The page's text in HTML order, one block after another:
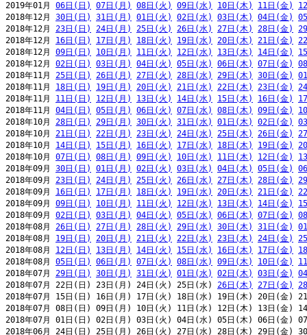
2019年01月 06日(日) 07日(月) 08日(火) 09日(水) 10日(木) 11日(金)
2018年12月 30日(日) 31日(月) 01日(火) 02日(水) 03日(木) 04日(金)
2018年12月 23日(日) 24日(月) 25日(火) 26日(水) 27日(木) 28日(金)
2018年12月 16日(日) 17日(月) 18日(火) 19日(水) 20日(木) 21日(金)
2018年12月 09日(日) 10日(月) 11日(火) 12日(水) 13日(木) 14日(金)
2018年12月 02日(日) 03日(月) 04日(火) 05日(水) 06日(木) 07日(金)
2018年11月 25日(日) 26日(月) 27日(火) 28日(水) 29日(木) 30日(金)
2018年11月 18日(日) 19日(月) 20日(火) 21日(水) 22日(木) 23日(金)
2018年11月 11日(日) 12日(月) 13日(火) 14日(水) 15日(木) 16日(金)
2018年11月 04日(日) 05日(月) 06日(火) 07日(水) 08日(木) 09日(金)
2018年10月 28日(日) 29日(月) 30日(火) 31日(水) 01日(木) 02日(金)
2018年10月 21日(日) 22日(月) 23日(火) 24日(水) 25日(木) 26日(金)
2018年10月 14日(日) 15日(月) 16日(火) 17日(水) 18日(木) 19日(金)
2018年10月 07日(日) 08日(月) 09日(火) 10日(水) 11日(木) 12日(金)
2018年09月 30日(日) 01日(月) 02日(火) 03日(水) 04日(木) 05日(金)
2018年09月 23日(日) 24日(月) 25日(火) 26日(水) 27日(木) 28日(金)
2018年09月 16日(日) 17日(月) 18日(火) 19日(水) 20日(木) 21日(金)
2018年09月 09日(日) 10日(月) 11日(火) 12日(水) 13日(木) 14日(金)
2018年09月 02日(日) 03日(月) 04日(火) 05日(水) 06日(木) 07日(金)
2018年08月 26日(日) 27日(月) 28日(火) 29日(水) 30日(木) 31日(金)
2018年08月 19日(日) 20日(月) 21日(火) 22日(水) 23日(木) 24日(金)
2018年08月 12日(日) 13日(月) 14日(火) 15日(水) 16日(木) 17日(金)
2018年08月 05日(日) 06日(月) 07日(火) 08日(水) 09日(木) 10日(金)
2018年07月 29日(日) 30日(月) 31日(火) 01日(水) 02日(木) 03日(金)
2018年07月 22日(日) 23日(月) 24日(火) 25日(水) 26日(木) 27日(金)
2018年07月 15日(日) 16日(月) 17日(火) 18日(水) 19日(木) 20日(金)
2018年07月 08日(日) 09日(月) 10日(火) 11日(水) 12日(木) 13日(金)
2018年07月 01日(日) 02日(月) 03日(火) 04日(水) 05日(木) 06日(金)
2018年06月 24日(日) 25日(月) 26日(火) 27日(水) 28日(木) 29日(金)